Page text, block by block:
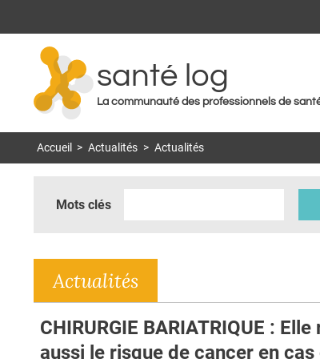
santé log
La communauté des professionnels de
Accueil > Actualités > Actualités
Mots clés
Actualités
CHIRURGIE BARIATRIQUE :
aussi le risque de cancer en cas